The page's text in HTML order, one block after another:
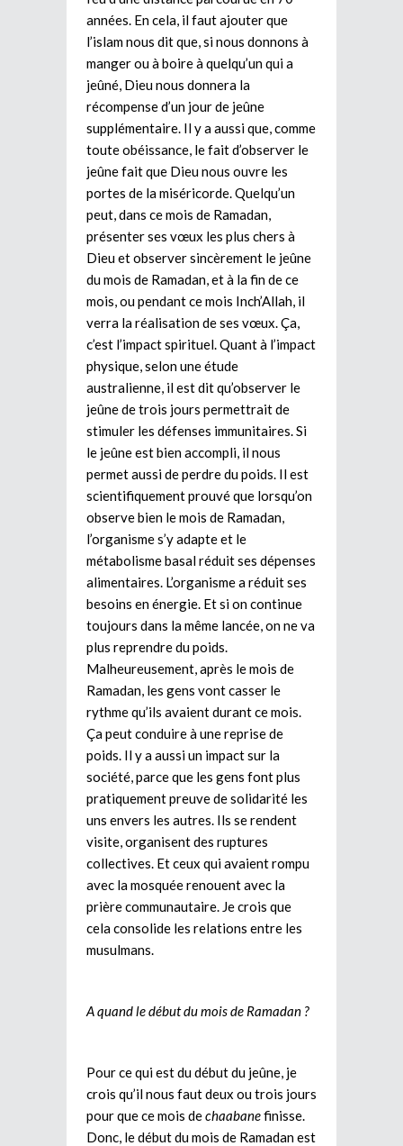
années. En cela, il faut ajouter que
l’islam nous dit que, si nous donnons à
manger ou à boire à quelqu’un qui a
jeûné, Dieu nous donnera la
récompense d’un jour de jeûne
supplémentaire. Il y a aussi que, comme
toute obéissance, le fait d’observer le
jeûne fait que Dieu nous ouvre les
portes de la miséricorde. Quelqu’un
peut, dans ce mois de Ramadan,
présenter ses vœux les plus chers à
Dieu et observer sincèrement le jeûne
du mois de Ramadan, et à la fin de ce
mois, ou pendant ce mois Inch’Allah, il
verra la réalisation de ses vœux. Ça,
c’est l’impact spirituel. Quant à l’impact
physique, selon une étude
australienne, il est dit qu’observer le
jeûne de trois jours permettrait de
stimuler les défenses immunitaires. Si
le jeûne est bien accompli, il nous
permet aussi de perdre du poids. Il est
scientifiquement prouvé que lorsqu’on
observe bien le mois de Ramadan,
l’organisme s’y adapte et le
métabolisme basal réduit ses dépenses
alimentaires. L’organisme a réduit ses
besoins en énergie. Et si on continue
toujours dans la même lancée, on ne va
plus reprendre du poids.
Malheureusement, après le mois de
Ramadan, les gens vont casser le
rythme qu’ils avaient durant ce mois.
Ça peut conduire à une reprise de
poids. Il y a aussi un impact sur la
société, parce que les gens font plus
pratiquement preuve de solidarité les
uns envers les autres. Ils se rendent
visite, organisent des ruptures
collectives. Et ceux qui avaient rompu
avec la mosquée renouent avec la
prière communautaire. Je crois que
cela consolide les relations entre les
musulmans.
A quand le début du mois de Ramadan ?
Pour ce qui est du début du jeûne, je
crois qu’il nous faut deux ou trois jours
pour que ce mois dechaabanefinisse.
Donc, le début du mois de Ramadan est